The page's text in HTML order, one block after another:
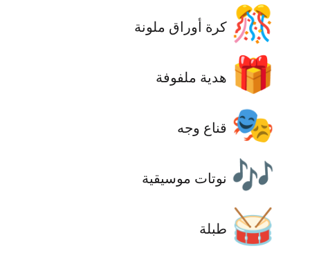
🎊 كرة أوراق ملونة
🎁 هدية ملفوفة
🎭 قناع وجه
🎶 نوتات موسيقية
🥁 طبلة